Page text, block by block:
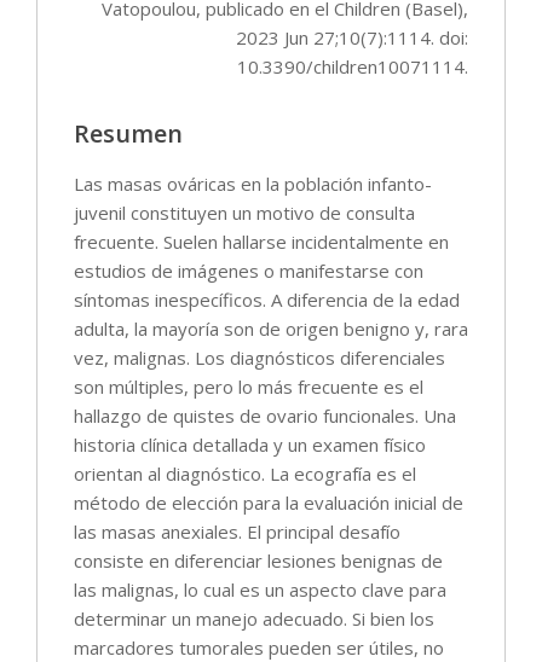
Vatopoulou, publicado en el Children (Basel),
2023 Jun 27;10(7):1114. doi:
10.3390/children10071114.
Resumen
Las masas ováricas en la población infanto-
juvenil constituyen un motivo de consulta
frecuente. Suelen hallarse incidentalmente en
estudios de imágenes o manifestarse con
síntomas inespecíficos. A diferencia de la edad
adulta, la mayoría son de origen benigno y, rara
vez, malignas. Los diagnósticos diferenciales
son múltiples, pero lo más frecuente es el
hallazgo de quistes de ovario funcionales. Una
historia clínica detallada y un examen físico
orientan al diagnóstico. La ecografía es el
método de elección para la evaluación inicial de
las masas anexiales. El principal desafío
consiste en diferenciar lesiones benignas de
las malignas, lo cual es un aspecto clave para
determinar un manejo adecuado. Si bien los
marcadores tumorales pueden ser útiles, no